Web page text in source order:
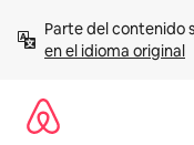
contenido
Parte del contenido
en el idioma original